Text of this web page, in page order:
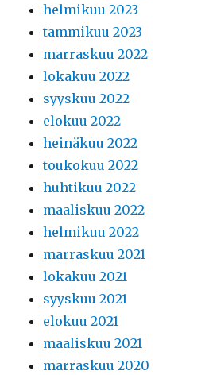
helmikuu 2023
tammikuu 2023
marraskuu 2022
lokakuu 2022
syyskuu 2022
elokuu 2022
heinäkuu 2022
toukokuu 2022
huhtikuu 2022
maaliskuu 2022
helmikuu 2022
marraskuu 2021
lokakuu 2021
syyskuu 2021
elokuu 2021
maaliskuu 2021
marraskuu 2020